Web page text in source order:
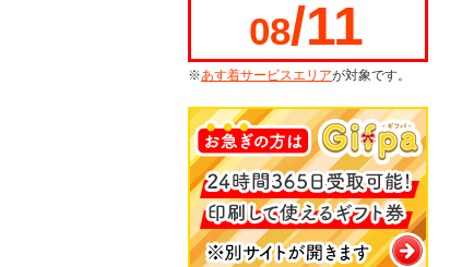
08/11
※あす着サービスエリアが対象です。